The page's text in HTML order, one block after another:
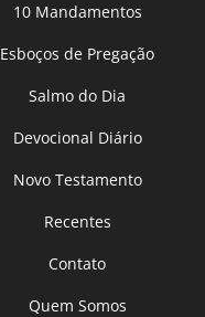
10 Mandamentos
Esboços de Pregação
Salmo do Dia
Devocional Diário
Novo Testamento
Recentes
Contato
Quem Somos